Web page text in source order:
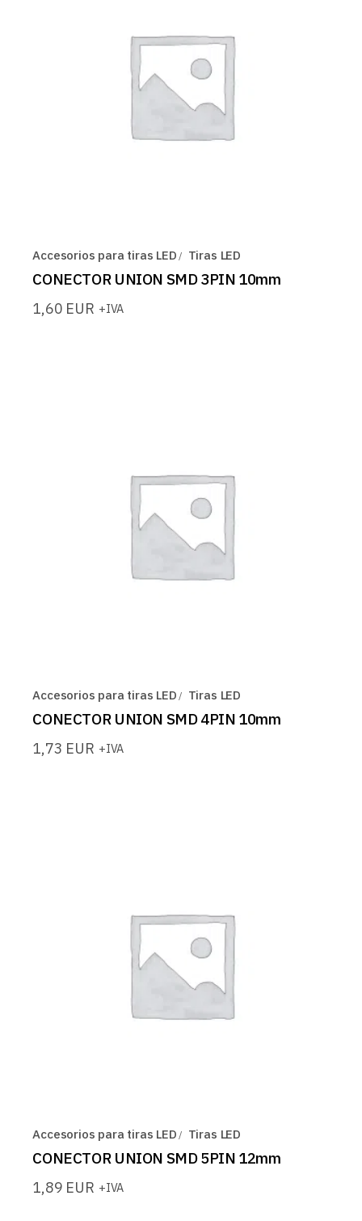
Accesorios para tiras LED Tiras LED
CONECTOR UNION SMD 3PIN 10mm
1,60 EUR +IVA
Accesorios para tiras LED Tiras LED
CONECTOR UNION SMD 4PIN 10mm
1,73 EUR +IVA
Accesorios para tiras LED Tiras LED
CONECTOR UNION SMD 5PIN 12mm
1,89 EUR +IVA